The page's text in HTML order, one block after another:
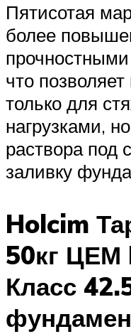
Пятисотая
более
что
только для
нагрузками,
раствора под
заливку
Holcim
50кг
Класс